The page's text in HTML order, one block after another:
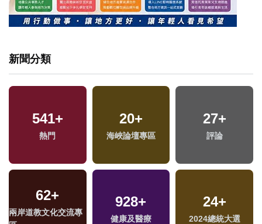
新聞分類
541+
熱門
20+
海峽論壇專區
27+
評論
62+
兩岸道教文化交流專
928+
健康及醫療
24+
2024總統大選